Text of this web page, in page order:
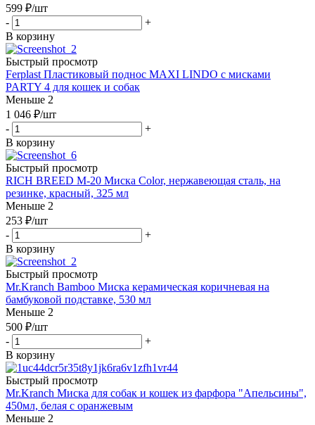
599 ₽/шт
-
+
В корзину
Быстрый просмотр
Ferplast Пластиковый поднос MAXI LINDO с мисками
PARTY 4 для кошек и собак
Меньше 2
1 046 ₽/шт
-
+
В корзину
Быстрый просмотр
RICH BREED М-20 Миска Color, нержавеющая сталь, на
резинке, красный, 325 мл
Меньше 2
253 ₽/шт
-
+
В корзину
Быстрый просмотр
Mr.Kranch Bamboo Миска керамическая коричневая на
бамбуковой подставке, 530 мл
Меньше 2
500 ₽/шт
-
+
В корзину
Быстрый просмотр
Mr.Kranch Миска для собак и кошек из фарфора "Апельсины",
450мл, белая с оранжевым
Меньше 2